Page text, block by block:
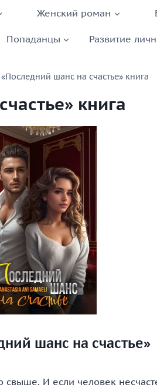
Женский роман
Попаданцы Развитие
«Последний шанс на счастье» книга
книга
шанс на счастье»
свыше. И если человек